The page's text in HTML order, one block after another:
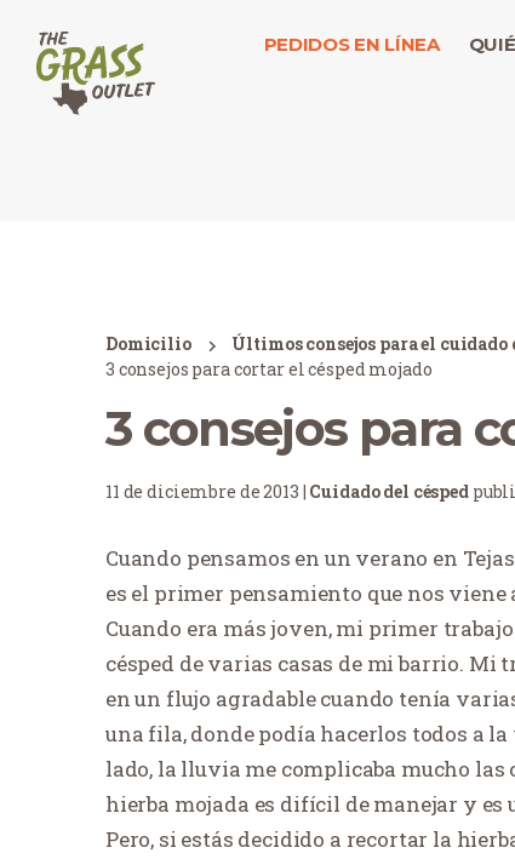
PEDIDOS EN LÍNEA
Domicilio Últimos consejos para el cuidado
3 consejos para cortar el césped mojado
3 consejos para
11 de diciembre de 2013 | Cuidado del césped
Cuando pensamos en un verano en
es el primer pensamiento que nos viene
Cuando era más joven, mi primer
césped de varias casas de mi barrio. Mi
en un flujo agradable cuando tenía
una fila, donde podía hacerlos todos a la
lado, la lluvia me complicaba mucho las
hierba mojada es difícil de manejar y es
Pero, si estás decidido a recortar la